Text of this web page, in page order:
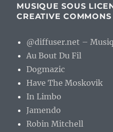
MUSIQUE SOUS
CREATIVE COMMONS
@diffuser.net –
Au Bout Du Fil
Dogmazic
Have The Moskovik
In Limbo
Jamendo
Robin Mitchell